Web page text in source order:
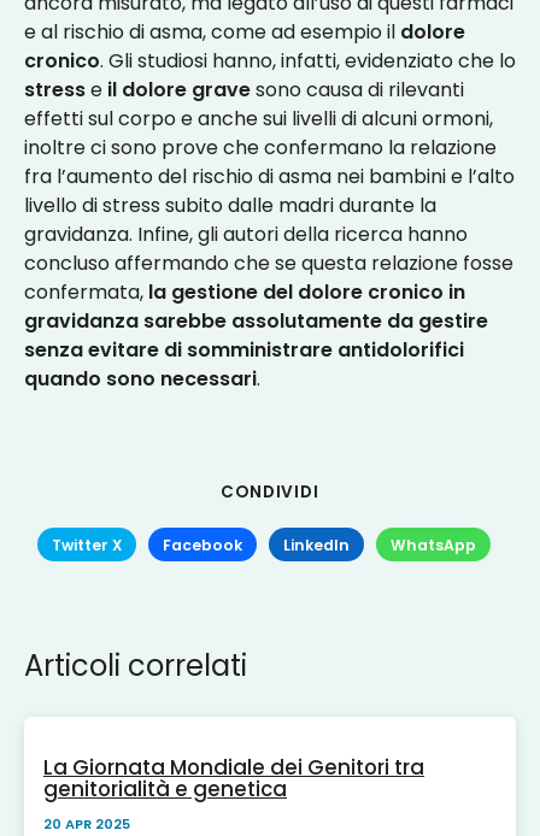
e al rischio di asma, come ad esempio il dolore
cronico. Gli studiosi hanno, infatti, evidenziato che lo
stresse il dolore gravesono causa di rilevanti
effetti sul corpo e anche sui livelli di alcuni ormoni,
inoltre ci sono prove che confermano la relazione
fra l’aumento del rischio di asma nei bambini e l’alto
livello di stress subito dalle madri durante la
gravidanza. Infine, gli autori della ricerca hanno
concluso affermando che se questa relazione fosse
confermata, la gestione del dolore cronico in
gravidanza sarebbe assolutamente da gestire
senza evitare di somministrare antidolorifici
quando sono necessari.
CONDIVIDI
Twitter X Facebook LinkedIn WhatsApp
Articoli correlati
La Giornata Mondiale dei Genitori tra
genitorialità e genetica
20 APR 2025